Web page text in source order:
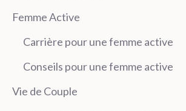
Femme Active
Carrière pour une femme active
Conseils pour une femme active
Vie de Couple